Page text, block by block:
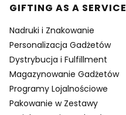
GIFTING AS A SERVICE
Nadruki i Znakowanie
Personalizacja Gadżetów
Dystrybucja i Fulfillment
Magazynowanie Gadżetów
Programy Lojalnościowe
Pakowanie w Zestawy